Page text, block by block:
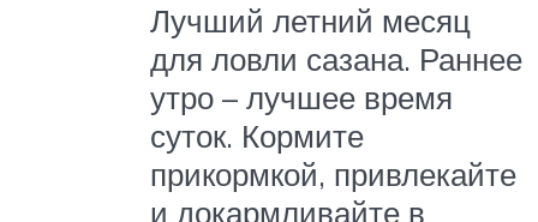
Лучший летний месяц
для ловли сазана. Раннее
утро – лучшее время
суток. Кормите
прикормкой, привлекайте
и докармливайте в